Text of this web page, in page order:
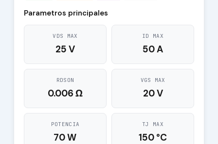
Parametros principales
VDS MAX
25 V
ID MAX
50 A
RDSON
0.006 Ω
VGS MAX
20 V
POTENCIA
70 W
TJ MAX
150 °C